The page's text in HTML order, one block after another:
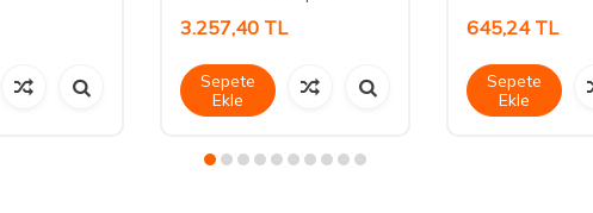
3.257,40 TL
Sepete
Ekle
645,24TL
Sepete
Ekle